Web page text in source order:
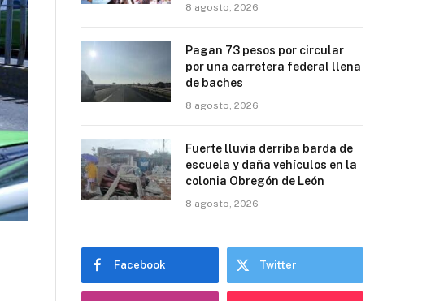
8 agosto, 2026
Pagan 73 pesos por circular
por una carretera federal llena
de baches
8 agosto, 2026
Fuerte lluvia derriba barda de
escuela y daña vehículos en la
colonia Obregón de León
8 agosto, 2026
Facebook Twitter